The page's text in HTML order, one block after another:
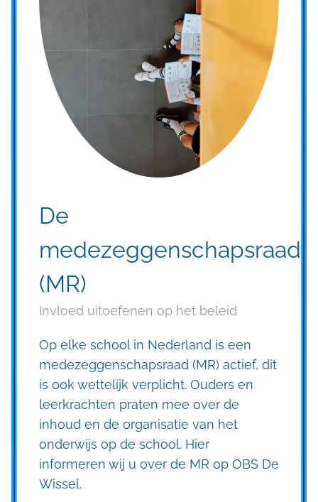
De
medezeggenschapsraad
(MR)
Invloed uitoefenen op het beleid
Op elke school in Nederland is een
medezeggenschapsraad (MR) actief, dit
is ook wettelijk verplicht. Ouders en
leerkrachten praten mee over de
inhoud en de organisatie van het
onderwijs op de school. Hier
informeren wij u over de MR op OBS De
Wissel.